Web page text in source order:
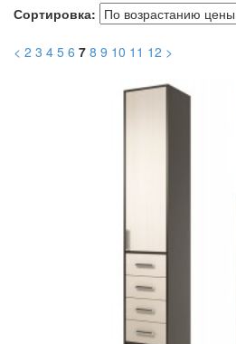
Сортировка:
< 2 3 4 5 6 7 8 9 10 11 12 >